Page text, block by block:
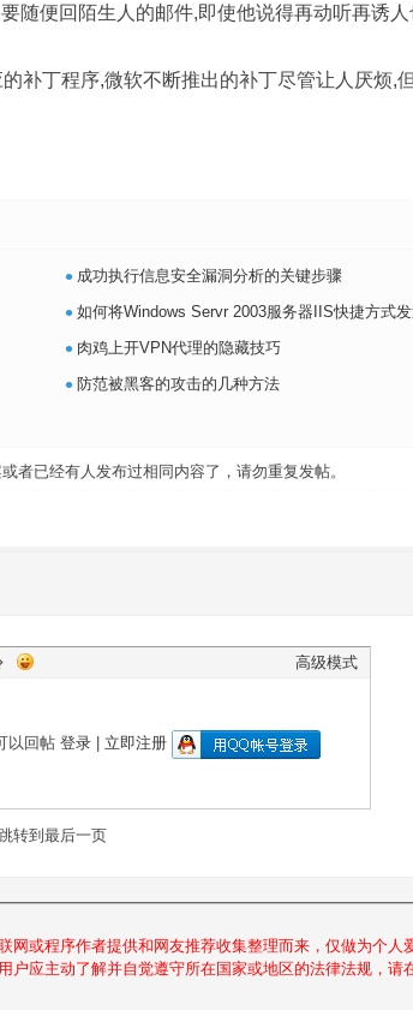
随便回陌生人的邮件,即使他说得再动听再诱
补丁程序,微软不断推出的补丁尽管让人厌烦,
• 成功执行信息安全漏洞分析的关键步骤
• 如何将Windows Servr 2003服务器IIS快捷方式
• 肉鸡上开VPN代理的隐藏技巧
• 防范被黑客的攻击的几种方法
者已经有人发布过相同内容了，请勿重复发帖。
高级模式
以回帖 登录| 立即注册
转到最后一页
或程序作者提供和网友推荐收集整理而来，仅做为个
应主动了解并自觉遵守所在国家或地区的法律法规，